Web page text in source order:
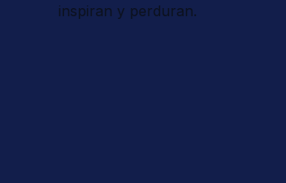
inspiran y perduran.